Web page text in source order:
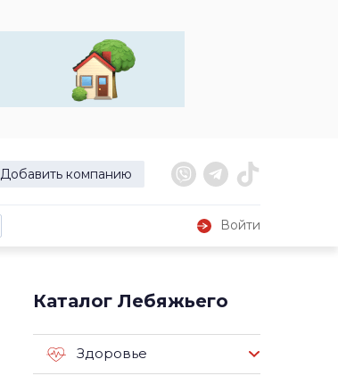
Добавить компанию
Войти
Каталог Лебяжьего
Здоровье